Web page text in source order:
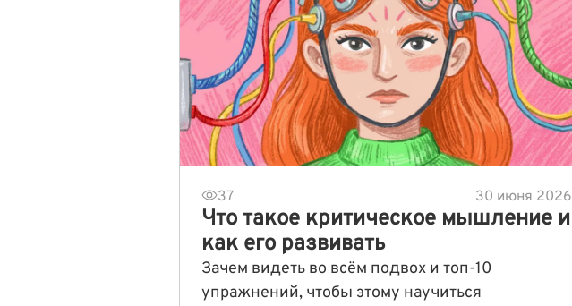
37 30 июня 2026
Что такое критическое мышление и
как его развивать
Зачем видеть во всём подвох и топ-10
упражнений, чтобы этому научиться